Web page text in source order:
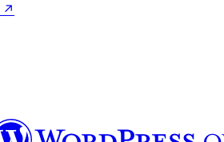
↗